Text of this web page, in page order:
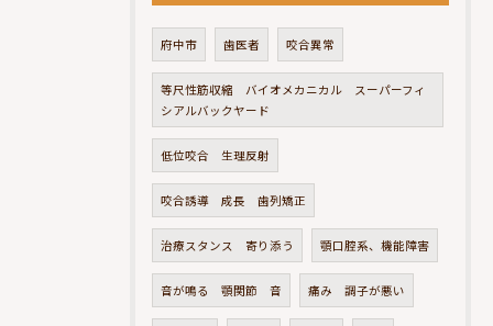
府中市 歯医者 咬合異常
等尺性筋収縮 バイオメカニカル スーパーフィ
シアルバックヤード
低位咬合 生理反射
咬合誘導 成長 歯列矯正
治療スタンス 寄り添う 顎口腔系、機能障害
音が鳴る 顎関節 音 痛み 調子が悪い